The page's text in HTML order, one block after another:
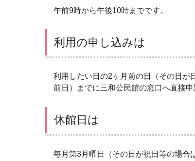
午前9時から午後10時までです。
利用の申し込みは
利用したい日の2ヶ月前の日（その日が
前日）までに三和公民館の窓口へ直接
休館日は
毎月第3月曜日（その日が祝日等の場合